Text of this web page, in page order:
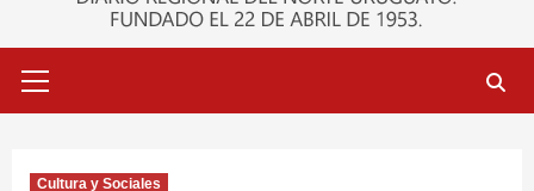
primario
Cultura y Sociales